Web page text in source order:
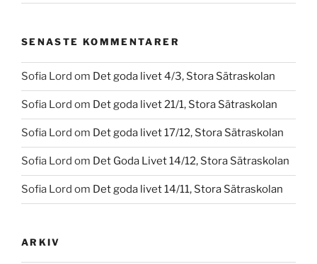
SENASTE KOMMENTARER
Sofia Lord om Det goda livet 4/3, Stora Sätraskolan
Sofia Lord om Det goda livet 21/1, Stora Sätraskolan
Sofia Lord om Det goda livet 17/12, Stora Sätraskolan
Sofia Lord om Det Goda Livet 14/12, Stora Sätraskolan
Sofia Lord om Det goda livet 14/11, Stora Sätraskolan
ARKIV